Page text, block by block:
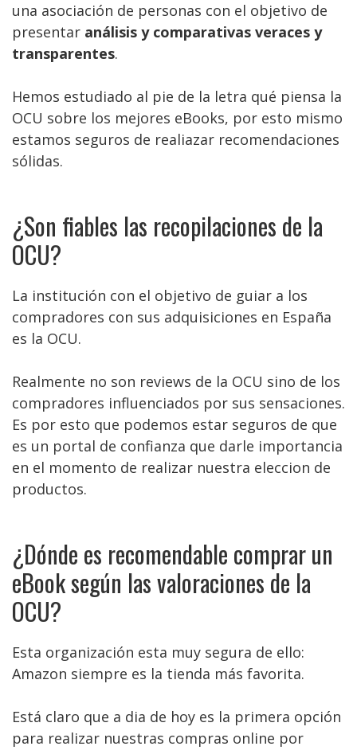
una asociación de personas con el objetivo de
presentar análisis y comparativas veraces y
transparentes.
Hemos estudiado al pie de la letra qué piensa la
OCU sobre los mejores eBooks, por esto mismo
estamos seguros de realiazar recomendaciones
sólidas.
¿Son fiables las recopilaciones de la
OCU?
La institución con el objetivo de guiar a los
compradores con sus adquisiciones en España
es la OCU.
Realmente no son reviews de la OCU sino de los
compradores influenciados por sus sensaciones.
Es por esto que podemos estar seguros de que
es un portal de confianza que darle importancia
en el momento de realizar nuestra eleccion de
productos.
¿Dónde es recomendable comprar un
eBook según las valoraciones de la
OCU?
Esta organización esta muy segura de ello:
Amazon siempre es la tienda más favorita.
Está claro que a dia de hoy es la primera opción
para realizar nuestras compras online por